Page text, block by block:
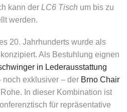
kann der LC6 Tisch um bis zu
werden.
20. Jahrhunderts wurde als
Als Bestuhlung eignen
in Lederausstattung
noch exklusiver – der Brno Chair
In dieser Kombination ist
für repräsentative